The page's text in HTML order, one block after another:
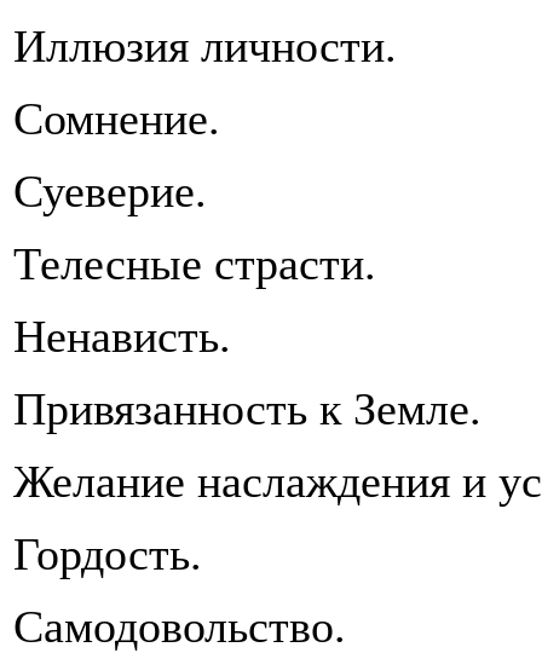
Иллюзия личности.
Сомнение.
Суеверие.
Телесные страсти.
Ненависть.
Привязанность к Земле.
Желание наслаждения и
Гордость.
Самодовольство.